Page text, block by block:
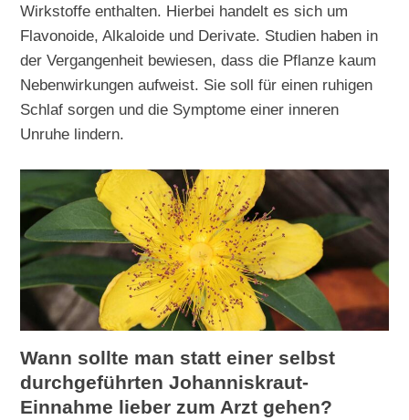
Wirkstoffe enthalten. Hierbei handelt es sich um
Flavonoide, Alkaloide und Derivate. Studien haben in
der Vergangenheit bewiesen, dass die Pflanze kaum
Nebenwirkungen aufweist. Sie soll für einen ruhigen
Schlaf sorgen und die Symptome einer inneren
Unruhe lindern.
Wann sollte man statt einer selbst
durchgeführten Johanniskraut-
Einnahme lieber zum Arzt gehen?